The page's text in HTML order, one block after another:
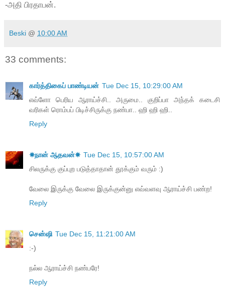
-அதி பிரதாபன்.
Beski @ 10:00 AM
33 comments:
கார்த்திகைப் பாண்டியன் Tue Dec 15, 10:29:00 AM
எவ்ளோ பெரிய ஆராய்ச்சி.. அருமை.. குறிப்பா அந்தக் கடைசி
வரிகள் ரொம்பப் பிடிச்சிருக்கு நண்பா.. ஹி ஹி ஹி..
Reply
☀நான் ஆதவன்☀ Tue Dec 15, 10:57:00 AM
சிலருக்கு குப்புற படுத்தாதான் தூக்கும் வரும் :)
வேலை இருக்கு வேலை இருக்குன்னு எவ்வளவு ஆராய்ச்சி பண்ற!
Reply
சென்ஷி Tue Dec 15, 11:21:00 AM
:-)
நல்ல ஆராய்ச்சி நண்பரே!
Reply